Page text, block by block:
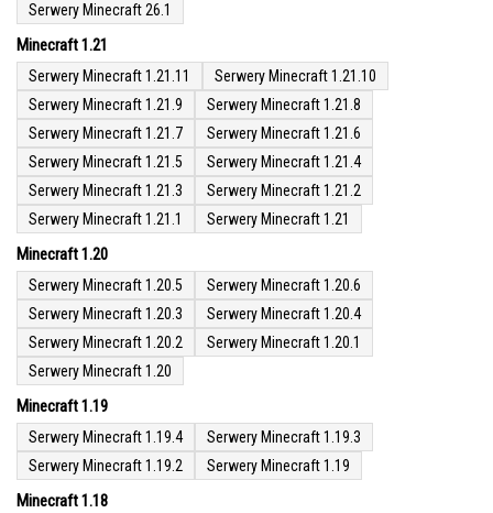
Serwery Minecraft 26.1
Minecraft 1.21
Serwery Minecraft 1.21.11
Serwery Minecraft 1.21.10
Serwery Minecraft 1.21.9
Serwery Minecraft 1.21.8
Serwery Minecraft 1.21.7
Serwery Minecraft 1.21.6
Serwery Minecraft 1.21.5
Serwery Minecraft 1.21.4
Serwery Minecraft 1.21.3
Serwery Minecraft 1.21.2
Serwery Minecraft 1.21.1
Serwery Minecraft 1.21
Minecraft 1.20
Serwery Minecraft 1.20.5
Serwery Minecraft 1.20.6
Serwery Minecraft 1.20.3
Serwery Minecraft 1.20.4
Serwery Minecraft 1.20.2
Serwery Minecraft 1.20.1
Serwery Minecraft 1.20
Minecraft 1.19
Serwery Minecraft 1.19.4
Serwery Minecraft 1.19.3
Serwery Minecraft 1.19.2
Serwery Minecraft 1.19
Minecraft 1.18